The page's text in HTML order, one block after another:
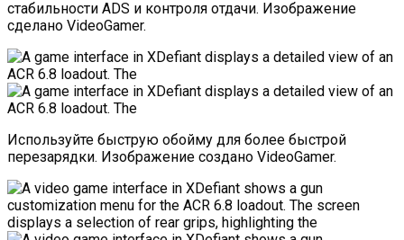
стабильности ADS и контроля отдачи. Изображение
сделано VideoGamer.
Используйте быструю обойму для более быстрой
перезарядки. Изображение создано VideoGamer.